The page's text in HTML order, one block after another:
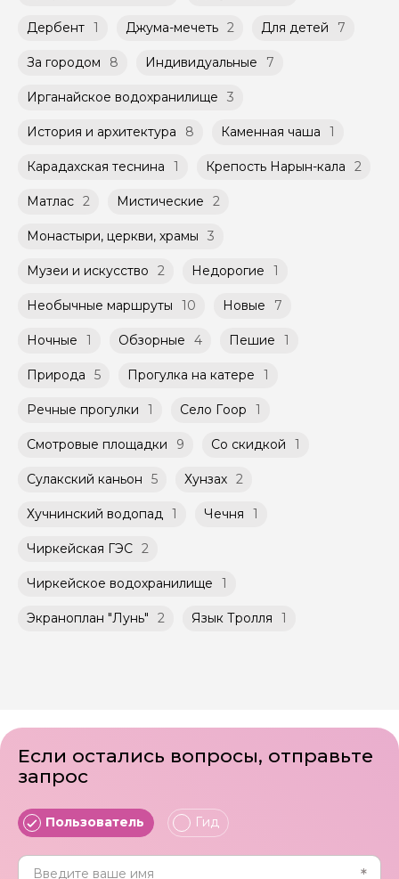
Дербент 1 Джума-мечеть 2 Для детей 7
За городом 8 Индивидуальные 7
Ирганайское водохранилище 3
История и архитектура 8 Каменная чаша 1
Карадахская теснина 1 Крепость Нарын-кала 2
Матлас 2 Мистические 2
Монастыри, церкви, храмы 3
Музеи и искусство 2 Недорогие 1
Необычные маршруты 10 Новые 7
Ночные 1 Обзорные 4 Пешие 1
Природа 5 Прогулка на катере 1
Речные прогулки 1 Село Гоор 1
Смотровые площадки 9 Со скидкой 1
Сулакский каньон 5 Хунзах 2
Хучнинский водопад 1 Чечня 1
Чиркейская ГЭС 2
Чиркейское водохранилище 1
Экраноплан "Лунь" 2 Язык Тролля 1
Если остались вопросы, отправьте
запрос
Пользователь Гид